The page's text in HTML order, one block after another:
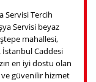
Servisi Tercih
Servisi beyaz
mahallesi,
Caddesi
en iyi dostu olan
güvenilir hizmet